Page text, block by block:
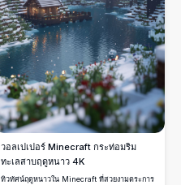
วอลเปเปอร์ Minecraft กระท่อมริม
ทะเลสาบฤดูหนาว 4K
ทิวทัศน์ฤดูหนาวใน Minecraft ที่สวยงามตระการ